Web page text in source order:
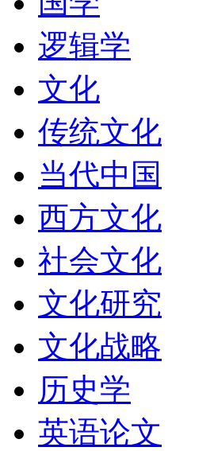
逻辑学
文化
传统文化
当代中国
西方文化
社会文化
文化研究
文化战略
历史学
英语论文